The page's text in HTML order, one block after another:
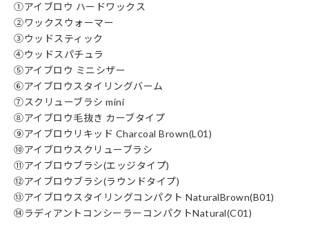
①アイブロウ ハードワックス
②ワックスウォーマー
③ウッドスティック
④ウッドスパチュラ
⑤アイブロウ ミニシザー
⑥アイブロウスタイリングバーム
⑦スクリューブラシ mini
⑧アイブロウ毛抜き カーブタイプ
⑨アイブロウリキッド Charcoal Brown(L01)
⑩アイブロウスクリューブラシ
⑪アイブロウブラシ(エッジタイプ)
⑫アイブロウブラシ(ラウンドタイプ)
⑬アイブロウスタイリングコンパクト NaturalBrown(B01)
⑭ラディアントコンシーラーコンパクトNatural(C01)